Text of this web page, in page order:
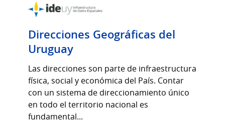
Direcciones Geográficas del
Uruguay
Las direcciones son parte de infraestructura
física, social y económica del País. Contar
con un sistema de direccionamiento único
en todo el territorio nacional es
fundamental...